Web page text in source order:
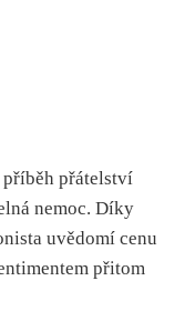
přátelství
nemoc. Díky
uvědomí cenu
přitom